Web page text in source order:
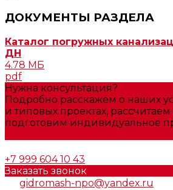
ДОКУМЕНТЫ РАЗДЕЛА
Каталог погружных
ДН
4.78 МБ
pdf
Нужна консультация?
Подробно расскажем о наших
и типовых проектах,
подготовим индивидуальное
+7 999 604 10 43
Заказать звонок
gidromash-npo@yandex.ru